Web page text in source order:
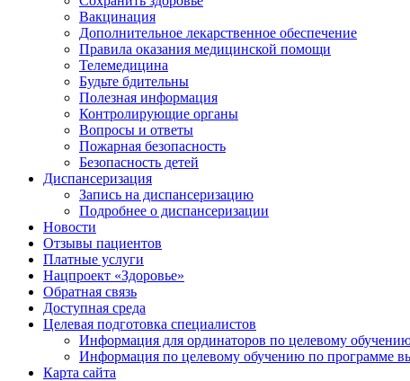
Вакцинация
Дополнительное лекарственное обеспечение
Правила оказания медицинской помощи
Телемедицина
Будьте бдительны
Полезная информация
Контролирующие органы
Вопросы и ответы
Пожарная безопасность
Безопасность детей
Диспансеризация
Запись на диспансеризацию
Подробнее о диспансеризации
Новости
Отзывы пациентов
Платные услуги
Нацпроект «Здоровье»
Обратная связь
Доступная среда
Целевая подготовка специалистов
Информация для ординаторов по целевому
Информация по целевому обучению по программе
Карта сайта